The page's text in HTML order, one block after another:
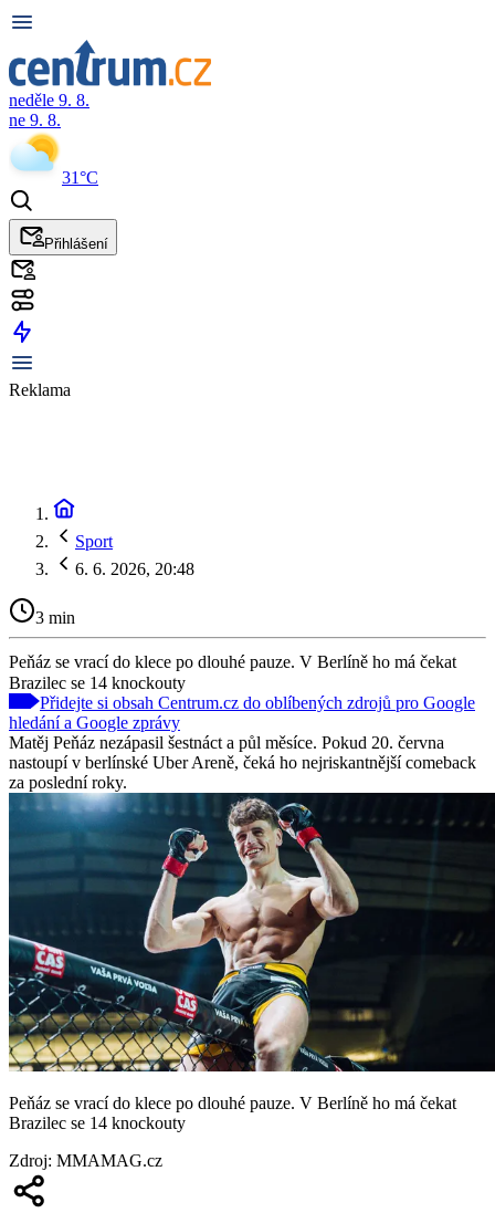
neděle 9. 8.
ne 9. 8.
31°C
Přihlášení
Reklama
Sport
6. 6. 2026, 20:48
3 min
Peňáz se vrací do klece po dlouhé pauze. V Berlíně ho má čekat
Brazilec se 14 knockouty
Přidejte si obsah Centrum.cz do oblíbených zdrojů pro Google
hledání a Google zprávy
Matěj Peňáz nezápasil šestnáct a půl měsíce. Pokud 20. června
nastoupí v berlínské Uber Areně, čeká ho nejriskantnější comeback
za poslední roky.
Peňáz se vrací do klece po dlouhé pauze. V Berlíně ho má čekat
Brazilec se 14 knockouty
Zdroj: MMAMAG.cz